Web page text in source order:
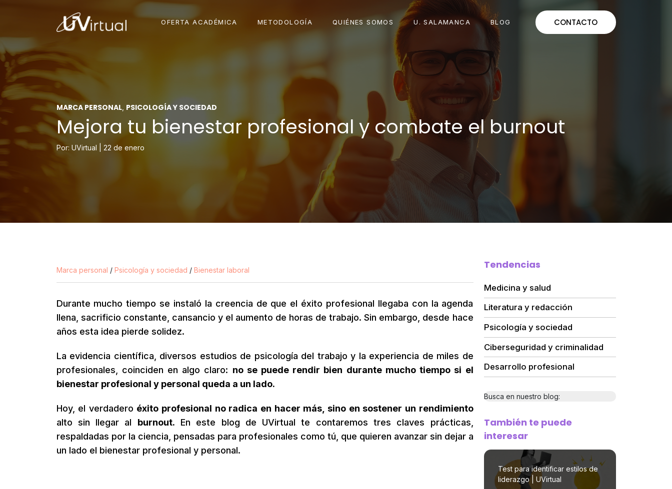
OFERTA ACADÉMICA METODOLOGÍA QUIÉNES SOMOS U. SALAMANCA BLOG CONTACTO
MARCA PERSONAL, PSICOLOGÍA Y SOCIEDAD
Mejora tu bienestar profesional y combate el burnout
Por: UVirtual | 22 de enero
Marca personal / Psicología y sociedad / Bienestar laboral
Durante mucho tiempo se instaló la creencia de que el éxito profesional llegaba con la agenda
llena, sacrificio constante, cansancio y el aumento de horas de trabajo. Sin embargo, desde hace
años esta idea pierde solidez.
La evidencia científica, diversos estudios de psicología del trabajo y la experiencia de miles de
profesionales, coinciden en algo claro: no se puede rendir bien durante mucho tiempo si el
bienestar profesional y personal queda a un lado.
Hoy, el verdadero éxito profesional no radica en hacer más, sino en sostener un rendimiento
alto sin llegar al burnout. En este blog de UVirtual te contaremos tres claves prácticas,
respaldadas por la ciencia, pensadas para profesionales como tú, que quieren avanzar sin dejar a
un lado el bienestar profesional y personal.
Tendencias
Medicina y salud
Literatura y redacción
Psicología y sociedad
Ciberseguridad y criminalidad
Desarrollo profesional
Busca en nuestro blog:
También te puede
interesar
Test para identificar estilos de
liderazgo | UVirtual